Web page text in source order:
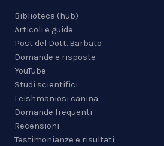
Biblioteca (hub)
Articoli e guide
Post del Dott. Barbato
Domande e risposte
YouTube
Studi scientifici
Leishmaniosi canina
Domande frequenti
Recensioni
Testimonianze e risultati